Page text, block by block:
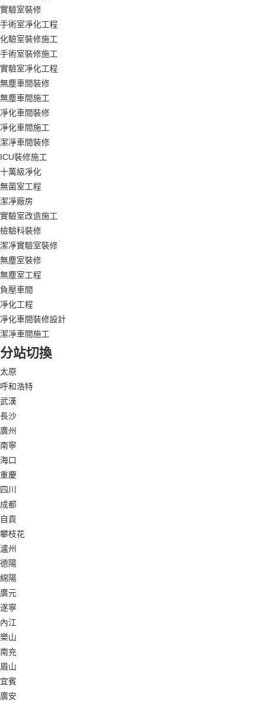
實驗室裝修
手術室凈化工程
化驗室裝修施工
手術室裝修施工
實驗室凈化工程
無塵車間裝修
無塵車間施工
凈化車間裝修
凈化車間施工
潔凈車間裝修
ICU裝修施工
十萬級凈化
無菌室工程
潔凈廠房
實驗室改造施工
檢驗科裝修
潔凈實驗室裝修
無塵室裝修
無塵室工程
負壓車間
凈化工程
凈化車間裝修設計
潔凈車間施工
分站切換
太原
呼和浩特
武漢
長沙
廣州
南寧
海口
重慶
四川
成都
自貢
攀枝花
瀘州
德陽
綿陽
廣元
遂寧
內江
樂山
南充
眉山
宜賓
廣安